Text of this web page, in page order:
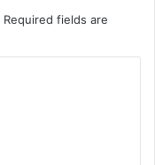
Required fields are